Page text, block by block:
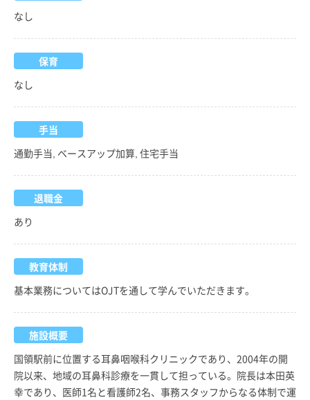
なし
保育
なし
手当
通勤手当, ベースアップ加算, 住宅手当
退職金
あり
教育体制
基本業務についてはOJTを通して学んでいただきます。
施設概要
国領駅前に位置する耳鼻咽喉科クリニックであり、2004年の開
院以来、地域の耳鼻科診療を一貫して担っている。院長は本田英
幸であり、医師1名と看護師2名、事務スタッフからなる体制で運